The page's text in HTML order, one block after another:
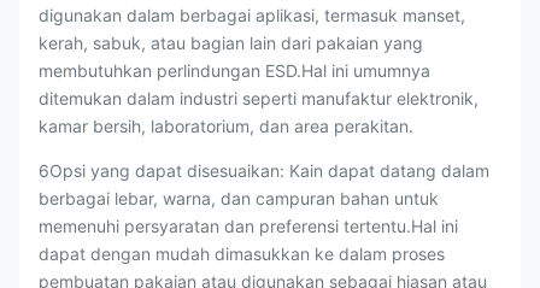
digunakan dalam berbagai aplikasi, termasuk manset,
kerah, sabuk, atau bagian lain dari pakaian yang
membutuhkan perlindungan ESD.Hal ini umumnya
ditemukan dalam industri seperti manufaktur elektronik,
kamar bersih, laboratorium, dan area perakitan.
6Opsi yang dapat disesuaikan: Kain dapat datang dalam
berbagai lebar, warna, dan campuran bahan untuk
memenuhi persyaratan dan preferensi tertentu.Hal ini
dapat dengan mudah dimasukkan ke dalam proses
pembuatan pakaian atau digunakan sebagai hiasan atau